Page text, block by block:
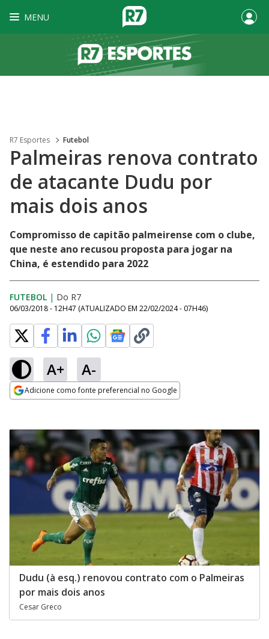
MENU
R7 Esportes Futebol
Palmeiras renova contrato
de atacante Dudu por
mais dois anos
Compromisso de capitão palmeirense com o clube,
que neste ano recusou proposta para jogar na
China, é estendido para 2022
FUTEBOL | Do R7
06/03/2018 - 12H47 (ATUALIZADO EM 22/02/2024 - 07H46)
A+ A-
Adicione como fonte preferencial no Google
Dudu (à esq.) renovou contrato com o Palmeiras
por mais dois anos
Cesar Greco